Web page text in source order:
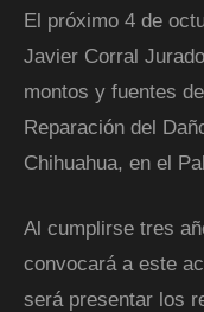
El próximo 4 de
Javier Corral
montos y fuentes
Reparación del
Chihuahua, en el
Al cumplirse tres
convocará a este
será presentar los